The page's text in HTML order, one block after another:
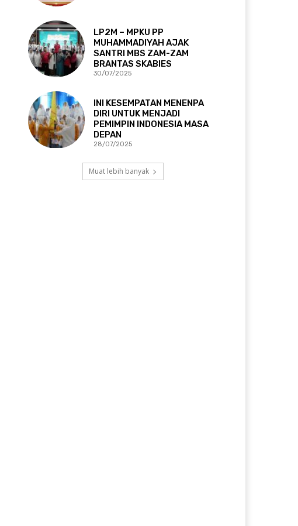
LP2M – MPKU PP
MUHAMMADIYAH AJAK
SANTRI MBS ZAM-ZAM
BRANTAS SKABIES
30/07/2025
INI KESEMPATAN MENENPA
DIRI UNTUK MENJADI
PEMIMPIN INDONESIA MASA
DEPAN
28/07/2025
Muat lebih banyak